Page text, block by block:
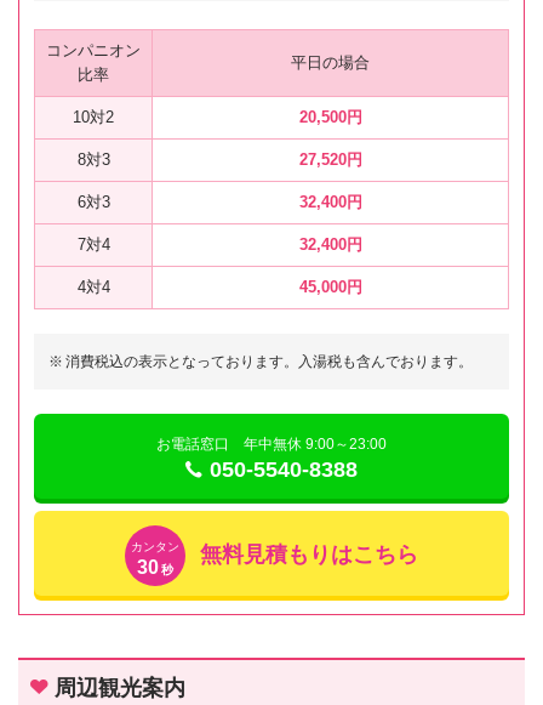
コンパニオン
比率
平日の場合
10対2 20,500円
8対3 27,520円
6対3 32,400円
7対4 32,400円
4対4 45,000円
※ 消費税込の表示となっております。入湯税も含んでおります。
お電話窓口 年中無休 9:00～23:00
050-5540-8388
カンタン
30秒
無料見積もりはこちら
周辺観光案内